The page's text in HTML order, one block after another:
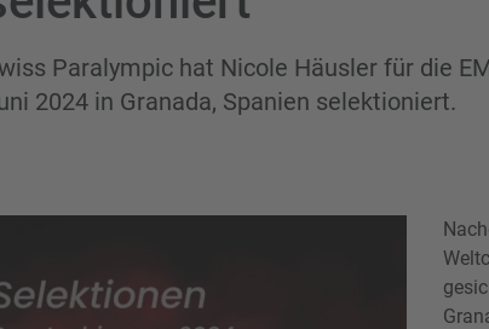
Paralympic hat Nicole Häusler für die
2024 in Granada, Spanien selektioniert.